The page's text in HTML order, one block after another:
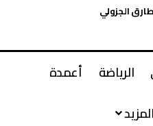
الجزولي
الرياضة
أعمدة
المزيد